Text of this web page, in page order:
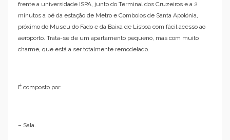
frente a universidade ISPA, junto do Terminal dos Cruzeiros e a 2
minutos a pé da estação de Metro e Comboios de Santa Apolónia,
próximo do Museu do Fado e da Baixa de Lisboa com fácil acesso ao
aeroporto. Trata-se de um apartamento pequeno, mas com muito
charme, que está a ser totalmente remodelado.
É composto por:
– Sala.